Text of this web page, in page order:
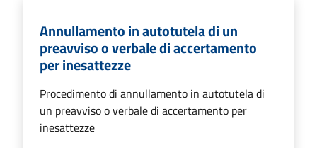
Annullamento in autotutela di un
preavviso o verbale di accertamento
per inesattezze
Procedimento di annullamento in autotutela di
un preavviso o verbale di accertamento per
inesattezze